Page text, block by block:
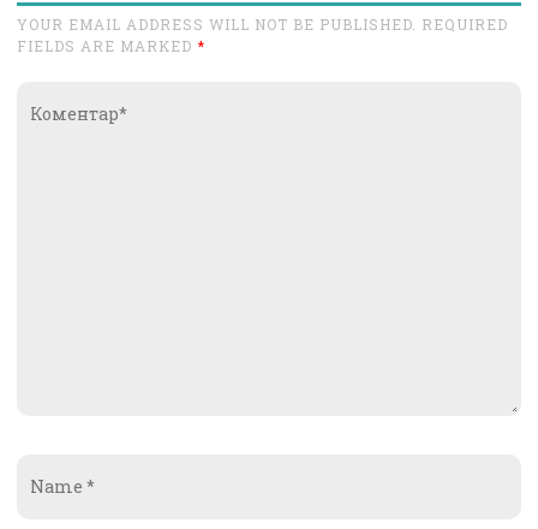
YOUR EMAIL ADDRESS WILL NOT BE PUBLISHED. REQUIRED
FIELDS ARE MARKED *